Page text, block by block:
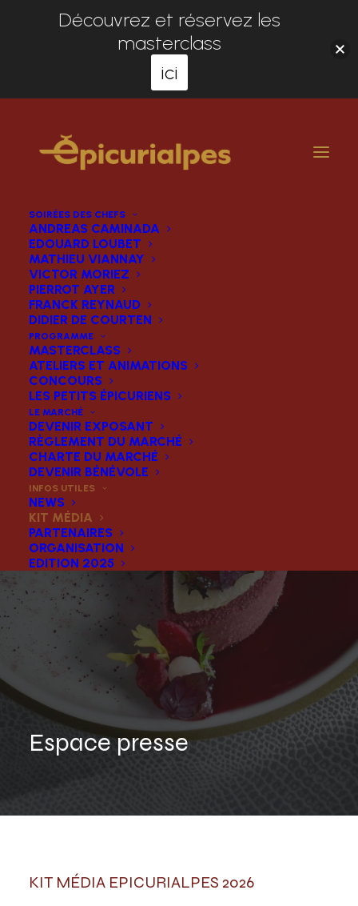
SOIRÉES DES CHEFS
ANDREAS CAMINADA
EDOUARD LOUBET
MATHIEU VIANNAY
VICTOR MORIEZ
PIERROT AYER
FRANCK REYNAUD
DIDIER DE COURTEN
PROGRAMME
MASTERCLASS
ATELIERS ET ANIMATIONS
CONCOURS
LES PETITS ÉPICURIENS
LE MARCHÉ
DEVENIR EXPOSANT
RÈGLEMENT DU MARCHÉ
CHARTE DU MARCHÉ
DEVENIR BÉNÉVOLE
INFOS UTILES
NEWS
KIT MÉDIA
PARTENAIRES
ORGANISATION
EDITION 2025
Espace presse
KIT MÉDIA EPICURIALPES 2026
Découvrez et réservez les
masterclass
ici